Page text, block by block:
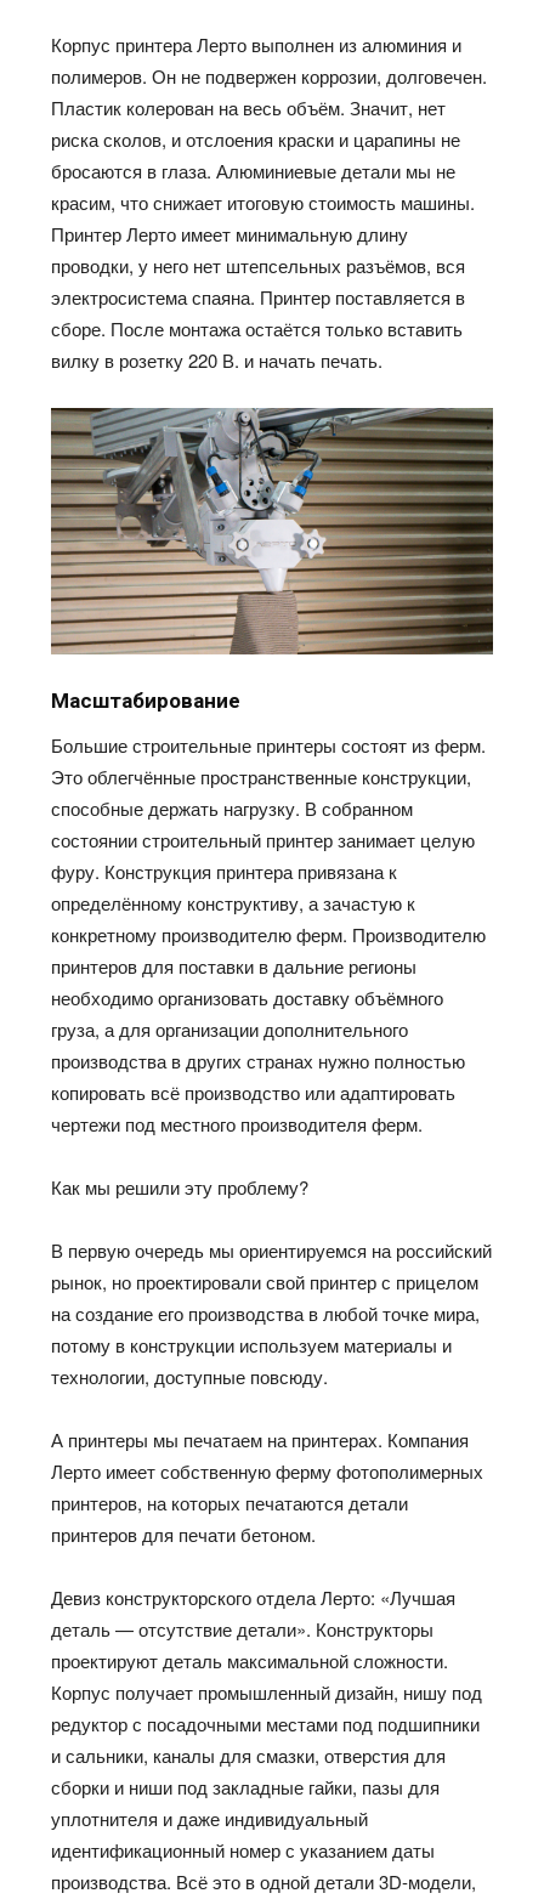
Корпус принтера Лерто выполнен изалюминия и
полимеров.Он не подвержен коррозии, долговечен.
Пластик колерован на весьобъём. Значит, нет
риска сколов, и отслоения краски и царапины не
бросаются в глаза. Алюминиевые детали мы не
красим, что снижает итоговую стоимость машины.
ПринтерЛерто имеет минимальную длину
проводки, у него нет штепсельных разъёмов, вся
электросистема спаяна. Принтер поставляется в
сборе. После монтажаостаётся только вставить
вилку в розетку 220 В. и начать печать.
Масштабирование
Большие строительные принтеры состоят из ферм.
Этооблегчённые пространственные конструкции,
способные держать нагрузку. В собранном
состоянии строительный принтер занимает целую
фуру. Конструкция принтера привязана к
определённому конструктиву, а зачастую к
конкретному производителю ферм. Производителю
принтеров для поставки в дальние регионы
необходимо организовать доставкуобъёмного
груза, а для организации дополнительного
производства в других странах нужно полностью
копировать всё производство или адаптировать
чертежи под местного производителя ферм.
Как мы решили эту проблему?
В первую очередь мы ориентируемся на российский
рынок, но проектировали свой принтерс прицелом
на созданиеего производства в любой точке мира,
потому в конструкции используем материалы и
технологии, доступные повсюду.
А принтеры мы печатаем на принтерах. Компания
Лерто имеет собственную ферму фотополимерных
принтеров, на которых печатаются детали
принтеров для печати бетоном.
Девиз конструкторского отделаЛерто: «Лучшая
деталь — отсутствие детали». Конструкторы
проектируют деталь максимальной сложности.
Корпус получает промышленный дизайн, нишу под
редуктор с посадочными местами под подшипники
и сальники, каналы для смазки, отверстия для
сборки и ниши под закладные гайки, пазы для
уплотнителя и даже индивидуальный
идентификационный номер с указанием даты
производства. Всё это в одной детали 3D-модели,